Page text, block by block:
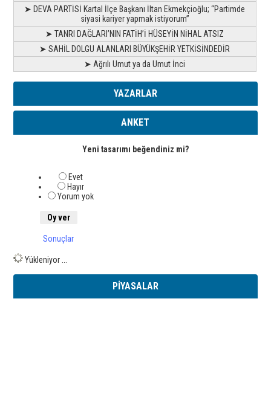
➤ DEVA PARTİSİ Kartal İlçe Başkanı İltan Ekmekçioğlu; “Partimde
siyasi kariyer yapmak istiyorum”
➤ TANRI DAĞLARI’NIN FATİH’İ HÜSEYİN NİHAL ATSIZ
➤ SAHİL DOLGU ALANLARI BÜYÜKŞEHİR YETKİSİNDEDİR
➤ Ağrılı Umut ya da Umut İnci
YAZARLAR
ANKET
Yeni tasarımı beğendiniz mi?
Evet
Hayır
Yorum yok
Sonuçlar
Yükleniyor ...
PİYASALAR